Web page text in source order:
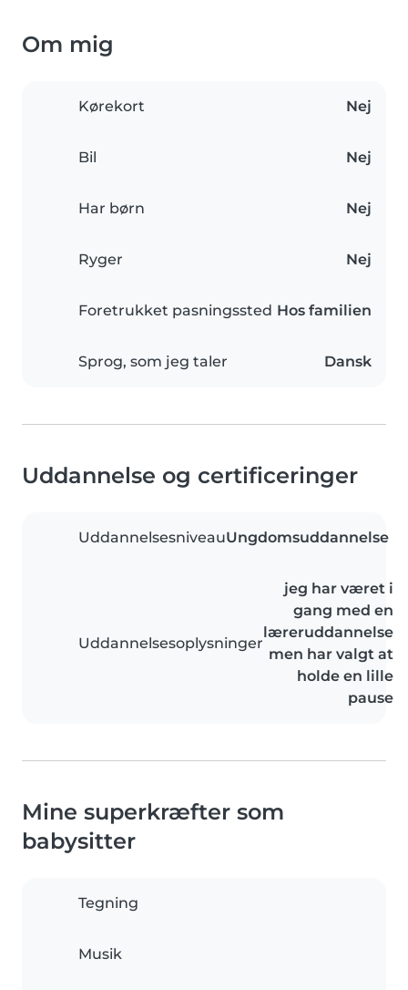
Om mig
Kørekort Nej
Bil Nej
Har børn Nej
Ryger Nej
Foretrukket pasningssted Hos familien
Sprog, som jeg taler Dansk
Uddannelse og certificeringer
UddannelsesniveauUngdomsuddannelse
Uddannelsesoplysninger
jeg har været i
gang med en
læreruddannelse
men har valgt at
holde en lille
pause
Mine superkræfter som
babysitter
Tegning
Musik